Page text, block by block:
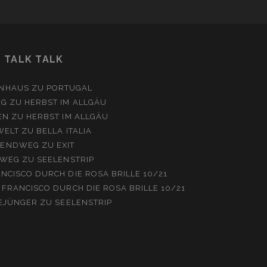
TALK TALK
ZU PORTUGAL
ZU HERBST IM ALLGÄU
ZU HERBST IM ALLGÄU
ZU BELLA ITALIA
ZU EXIT
ZU SEELENSTRIP
DURCH DIE ROSA BRILLE 10/21
FRANCISCO DURCH DIE ROSA BRILLE 10/21
ZU SEELENSTRIP